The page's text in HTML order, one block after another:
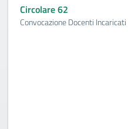
Circolare 62
Convocazione Docenti